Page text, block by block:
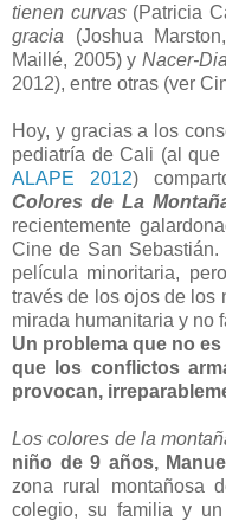
tienen curvas(Patricia
gracia (Joshua
Maillé, 2005) yNacer-
2012), entre otras (ver
Hoy, y gracias a los
pediatría de Cali (al
ALAPE 2012)
Colores de La
recientemente
Cine de San
película minoritaria,
través de los ojos de los
mirada humanitaria y no
Un problema que no
que los conflictos
provocan,
Los colores de la
niño de 9 años, Manuel
zona rural montañosa
colegio, su familia y